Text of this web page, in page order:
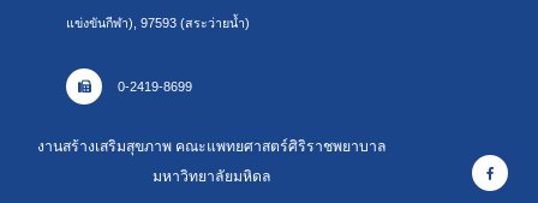
แข่งขันกีฬา), 97593 (สระว่ายน้ำ)
0-2419-8699
งานสร้างเสริมสุขภาพ คณะแพทยศาสตร์ศิริราชพยาบาล
มหาวิทยาลัยมหิดล